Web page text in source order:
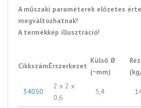
A műszaki paraméterek előzetes
megváltozhatnak!
A termékkép illusztráció!
CikkszámÉrszerkezet
Külső Ø
(~mm)
34050
2 x 2 x
0,6
5,4